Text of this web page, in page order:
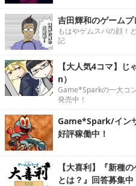
吉田輝和のゲーム
もはやゲムスパの顔！
記
【大人気4コマ】
n）
Game*Sparkの一大コ
発売中！
Game*Spark/イン
好評稼働中！
【大喜利】『新種
とは？』回答募集中